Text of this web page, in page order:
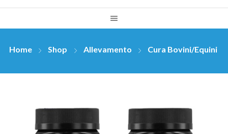
Home Shop Allevamento Cura Bovini/Equini